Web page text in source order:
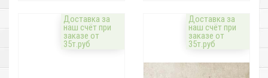
Доставка за
наш счёт при
заказе от
35т.руб
Доставка за
наш счёт при
заказе от
35т.руб